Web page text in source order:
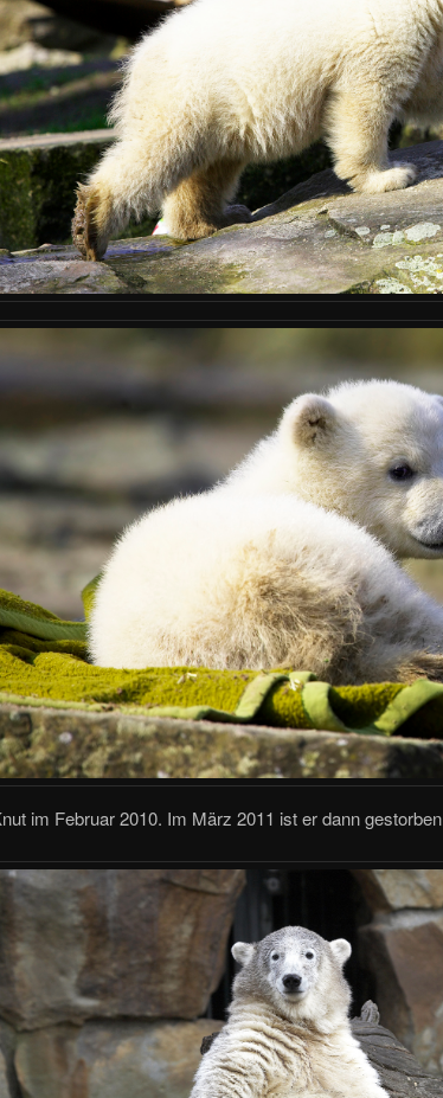
im Februar 2010. Im März 2011 ist er dann gestorben